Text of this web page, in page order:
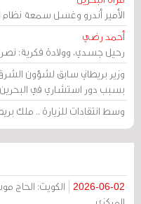
الأمير أندرو وغسل سمعة نظام
أحمد رضي
رحيل جسدي، وولادة فكرية: نصر
وزير بريطاني سابق لشؤون
بسبب دور استشاري في البحرين
وسط انتقادات للزيارة .. ملك
2026-06-02
الكويت: الحاج